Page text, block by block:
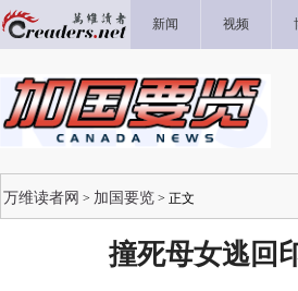
新闻 视频
万维读者网 > 加国要览 > 正文
撞死母女逃回